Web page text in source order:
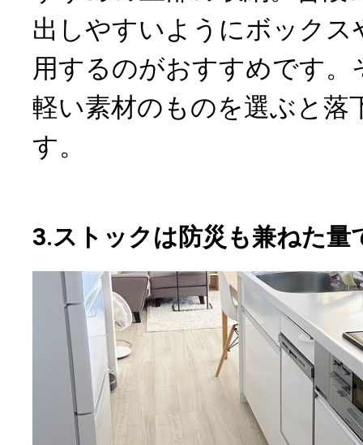
出しやすいようにボック
用するのがおすすめです。
軽い素材のものを選ぶと落
す。
3.ストックは防災も兼ねた量